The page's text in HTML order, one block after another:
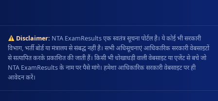
Disclaimer: NTA ExamResults एक स्वतंत्र सूचना पोर्टल है। ये कोई भी सरकारी
विभाग, भर्ती बोर्ड या मंत्रालय से संबद्ध नहीं है। सभी अधिसूचनाएं आधिकारिक सरकारी वेबसाइटों
से सत्यापित करके प्रकाशित की जाती हैं। किसी भी धोखाधड़ी वाली वेबसाइट या एजेंट से बचे जो
NTA ExamResults के नाम पर पैसे मांगे। हमेशा आधिकारिक सरकारी वेबसाइट पर ही
आवेदन करें।